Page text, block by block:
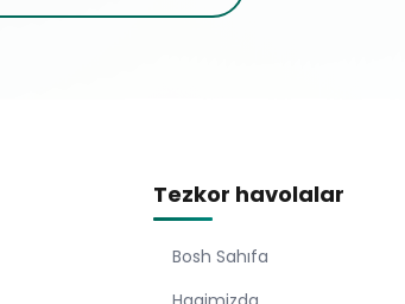
Tezkor havolalar
Bosh Sahıfa